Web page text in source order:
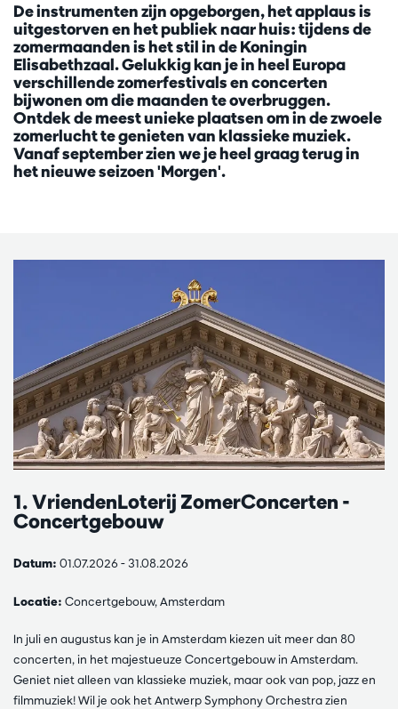
De instrumenten zijn opgeborgen, het applaus is
uitgestorven en het publiek naar huis: tijdens de
zomermaanden is het stil in de Koningin
Elisabethzaal. Gelukkig kan je in heel Europa
verschillende zomerfestivals en concerten
bijwonen om die maanden te overbruggen.
Ontdek de meest unieke plaatsen om in de zwoele
zomerlucht te genieten van klassieke muziek.
Vanaf september zien we je heel graag terug in
het nieuwe seizoen 'Morgen'.
1. VriendenLoterij ZomerConcerten -
Concertgebouw
Datum: 01.07.2026 - 31.08.2026
Locatie: Concertgebouw, Amsterdam
In juli en augustus kan je in Amsterdam kiezen uit meer dan 80
concerten, in het majestueuze Concertgebouw in Amsterdam.
Geniet niet alleen van klassieke muziek, maar ook van pop, jazz en
filmmuziek! Wil je ook het Antwerp Symphony Orchestra zien